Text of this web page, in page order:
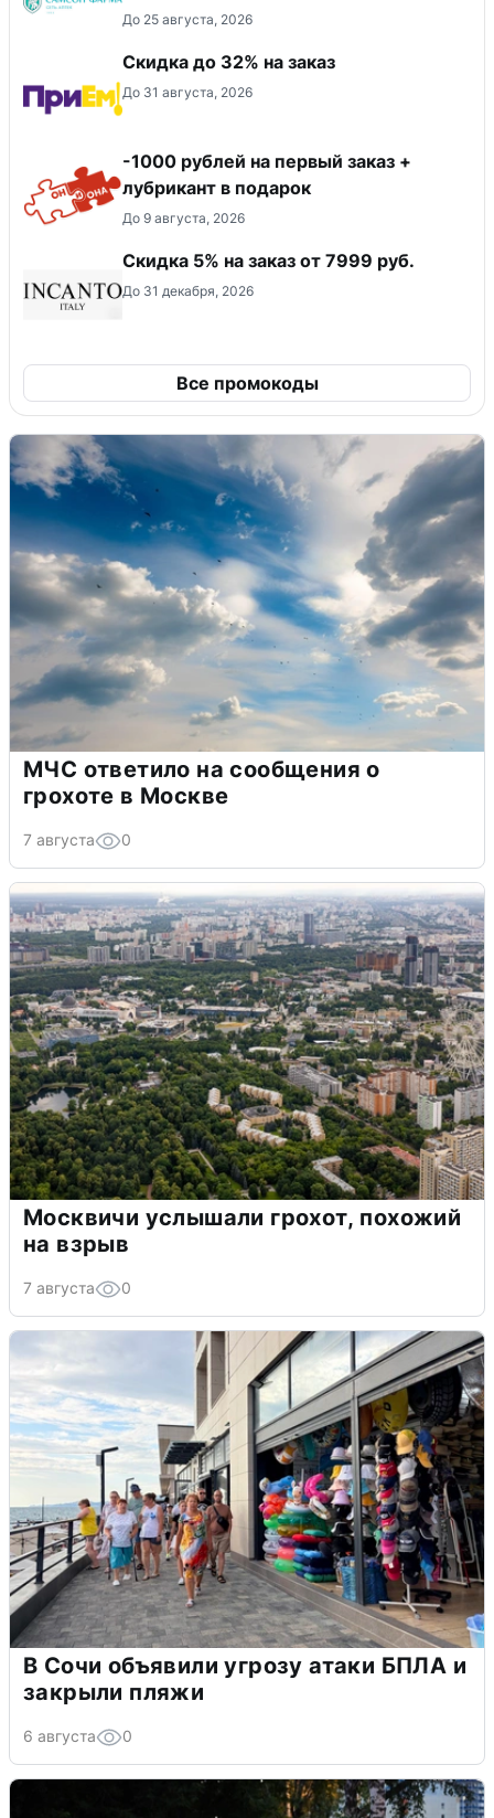
До 25 августа, 2026
Скидка до 32% на заказ
До 31 августа, 2026
-1000 рублей на первый заказ +
лубрикант в подарок
До 9 августа, 2026
Скидка 5% на заказ от 7999 руб.
До 31 декабря, 2026
Все промокоды
МЧС ответило на сообщения о
грохоте в Москве
7 августа 0
Москвичи услышали грохот, похожий
на взрыв
7 августа 0
В Сочи объявили угрозу атаки БПЛА и
закрыли пляжи
6 августа 0